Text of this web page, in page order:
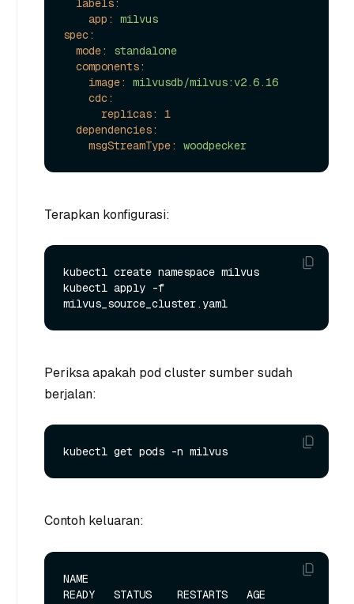
labels:
app:
milvus
spec:
mode:
standalone
components:
image:
milvusdb/milvus:v2.6.16
cdc:
replicas:
1
dependencies:
msgStreamType:
woodpecker
Terapkan konfigurasi:
kubectl create namespace milvus
kubectl apply -f
Periksa apakah pod cluster sumber sudah
berjalan:
Contoh keluaran:
NAME
READY   STATUS    RESTARTS   AGE